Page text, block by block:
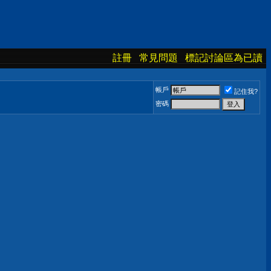
註冊 常見問題 標記討論區為已讀
帳戶
記住我?
密碼